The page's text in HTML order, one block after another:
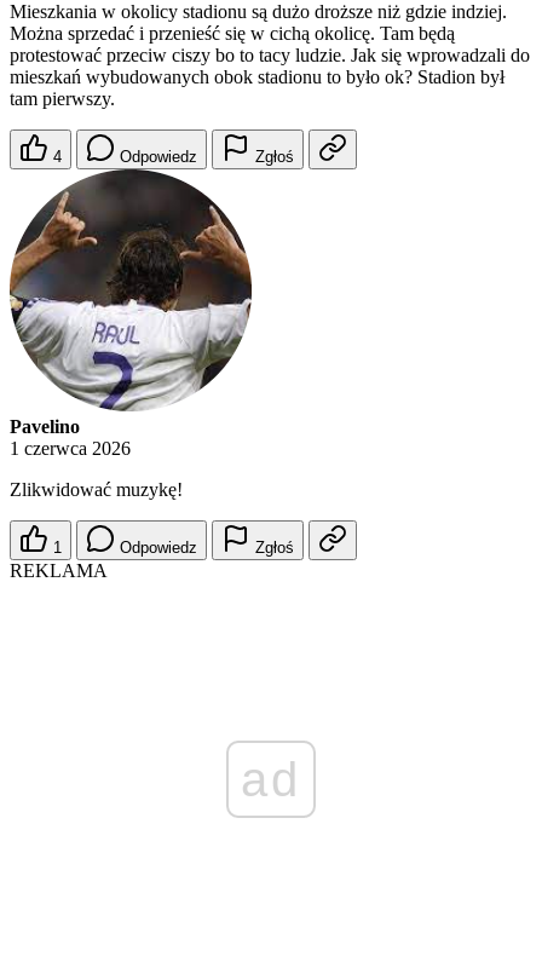
Mieszkania w okolicy stadionu są dużo droższe niż gdzie indziej.
Można sprzedać i przenieść się w cichą okolicę. Tam będą
protestować przeciw ciszy bo to tacy ludzie. Jak się wprowadzali do
mieszkań wybudowanych obok stadionu to było ok? Stadion był
tam pierwszy.
4 Odpowiedz Zgłoś
Pavelino
1 czerwca 2026
Zlikwidować muzykę!
1 Odpowiedz Zgłoś
REKLAMA
ad